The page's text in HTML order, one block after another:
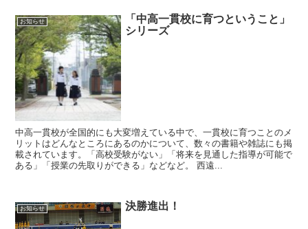
お知らせ
「中高一貫校に育つということ」
シリーズ
中高一貫校が全国的にも大変増えている中で、一貫校に育つことのメ
リットはどんなところにあるのかについて、数々の書籍や雑誌にも掲
載されています。「高校受験がない」「将来を見通した指導が可能で
ある」「授業の先取りができる」などなど。 西遠...
お知らせ 決勝進出！